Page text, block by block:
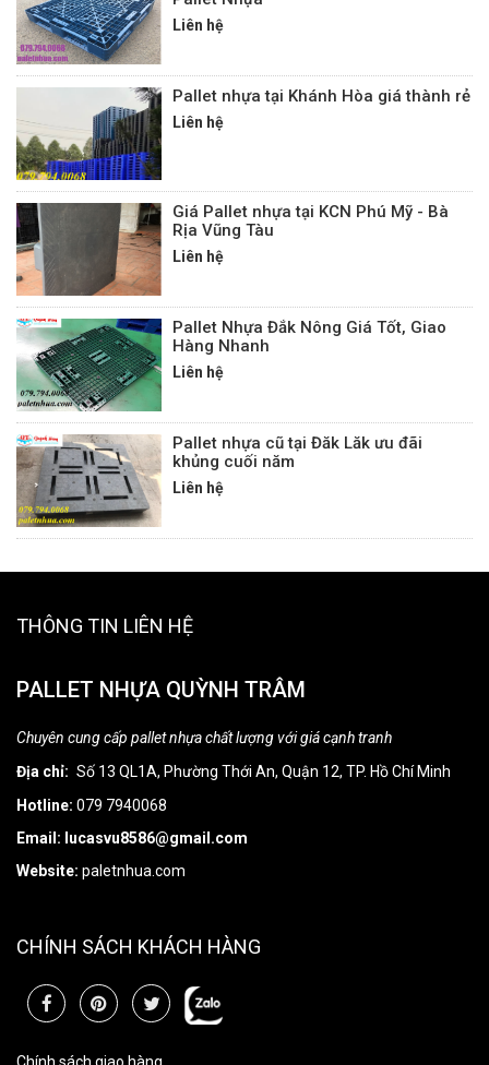
Liên hệ
Pallet nhựa tại Khánh Hòa giá thành rẻ
Liên hệ
Giá Pallet nhựa tại KCN Phú Mỹ - Bà
Rịa Vũng Tàu
Liên hệ
Pallet Nhựa Đắk Nông Giá Tốt, Giao
Hàng Nhanh
Liên hệ
Pallet nhựa cũ tại Đăk Lăk ưu đãi
khủng cuối năm
Liên hệ
THÔNG TIN LIÊN HỆ
PALLET NHỰA QUỲNH TRÂM
Chuyên cung cấp pallet nhựa chất lượng với giá cạnh tranh
Địa chỉ: Số 13 QL1A, Phường Thới An, Quận 12, TP. Hồ Chí Minh
Hotline: 079 7940068
Email: lucasvu8586@gmail.com
Website: paletnhua.com
CHÍNH SÁCH KHÁCH HÀNG
Chính sách giao hàng